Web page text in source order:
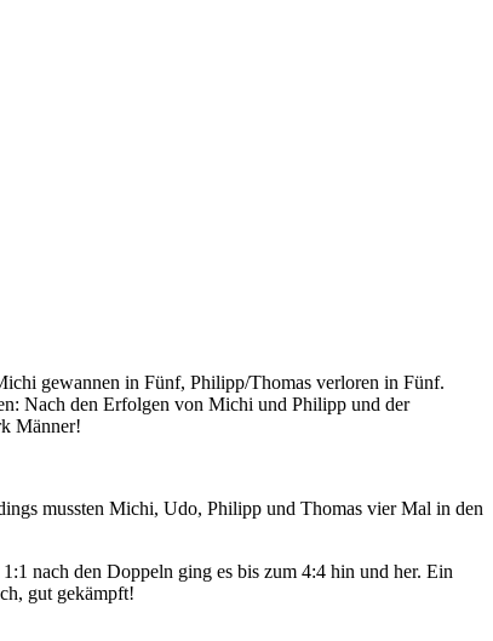
gewannen in Fünf, Philipp/Thomas verloren in Fünf.
Nach den Erfolgen von Michi und Philipp und der
Männer!
mussten Michi, Udo, Philipp und Thomas vier Mal in den
nach den Doppeln ging es bis zum 4:4 hin und her. Ein
gut gekämpft!